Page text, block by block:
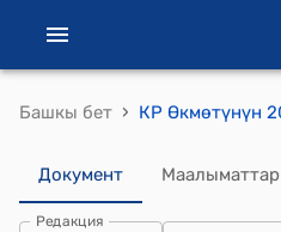
Башкы бет ›
Документ Маалыматтар
Редакция